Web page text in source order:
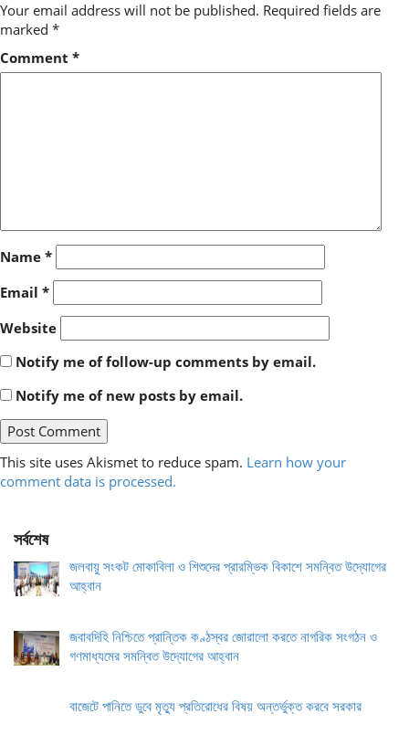
Your email address will not be published. Required fields are
marked *
Comment *
Name *
Email *
Website
Notify me of follow-up comments by email.
Notify me of new posts by email.
This site uses Akismet to reduce spam. Learn how your
comment data is processed.
সর্বশেষ
জলবায়ু সংকট মোকাবিলা ও শিশুদের প্রারম্ভিক বিকাশে সমন্বিত উদ্যোগের
আহ্বান
জবাবদিহি নিশ্চিতে প্রান্তিক কণ্ঠস্বর জোরালো করতে নাগরিক সংগঠন ও
গণমাধ্যমের সমন্বিত উদ্যোগের আহ্বান
বাজেটে পানিতে ডুবে মৃত্যু প্রতিরোধের বিষয় অন্তর্ভুক্ত করবে সরকার